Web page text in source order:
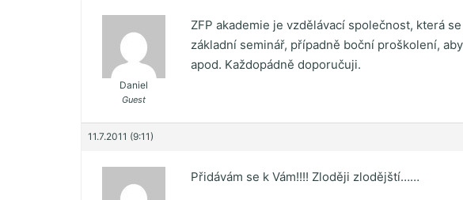
Daniel
Guest
ZFP akademie je vzdělávací společnost, která
základní seminář, případně boční proškolení,
apod. Každopádně doporučuji.
11.7.2011 (9:11)
Přidávám se k Vám!!!! Zloději zlodějští……